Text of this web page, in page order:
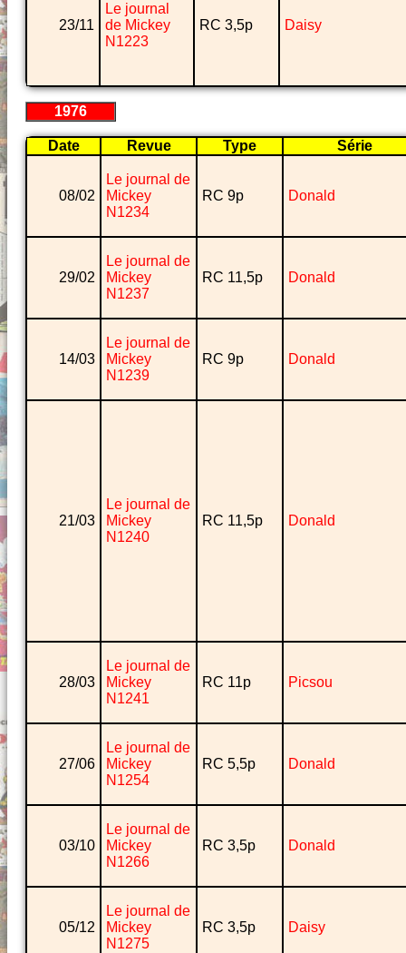
23/11
Le journal
de Mickey
N1223
RC 3,5p Daisy
1976
Date Revue Type Série
08/02
Le journal de
Mickey
N1234
RC 9p Donald
29/02
Le journal de
Mickey
N1237
RC 11,5p Donald
14/03
Le journal de
Mickey
N1239
RC 9p Donald
21/03
Le journal de
Mickey
N1240
RC 11,5p Donald
28/03
Le journal de
Mickey
N1241
RC 11p Picsou
27/06
Le journal de
Mickey
N1254
RC 5,5p Donald
03/10
Le journal de
Mickey
N1266
RC 3,5p Donald
05/12
Le journal de
Mickey
N1275
RC 3,5p Daisy